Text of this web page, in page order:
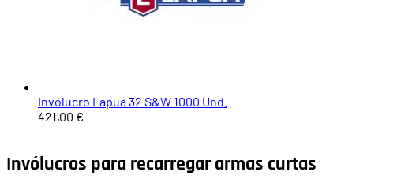
Invólucro Lapua 32 S&W 1000 Und.
421,00 €
Invólucros para recarregar armas curtas